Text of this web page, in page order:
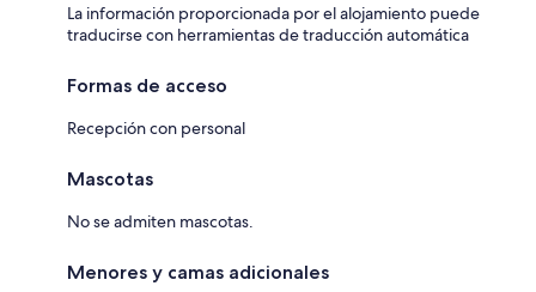
La información proporcionada por el alojamiento puede
traducirse con herramientas de traducción automática
Formas de acceso
Recepción con personal
Mascotas
No se admiten mascotas.
Menores y camas adicionales